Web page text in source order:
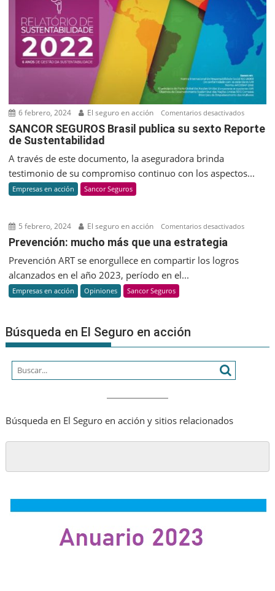
y
en
Argentina
6 febrero, 2024 El seguro en acción Comentarios desactivadosen
SANCOR
su
SANCOR SEGUROS Brasil publica su sexto Reporte
de Sustentabilidad
A través de este documento, la aseguradora brinda
testimonio de su compromiso continuo con los aspectos...
Empresas en acción Sancor Seguros
5 febrero, 2024 El seguro en acción Comentarios desactivadosen
Prevención: mucho más que una estrategia
Prevención ART se enorgullece en compartir los logros
alcanzados en el año 2023, período en el...
Empresas en acción Opiniones Sancor Seguros
Búsqueda en El Seguro en acción
Búsqueda en El Seguro en acción y sitios relacionados